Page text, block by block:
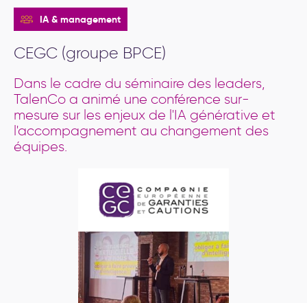
IA & management
CEGC (groupe BPCE)
Dans le cadre du séminaire des leaders,
TalenCo a animé une conférence sur-
mesure sur les enjeux de l'IA générative et
l'accompagnement au changement des
équipes.